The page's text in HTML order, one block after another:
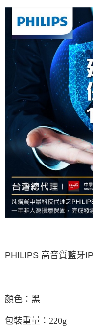
PHILIPS 高音質藍牙
顏色：黑
包裝重量：220g